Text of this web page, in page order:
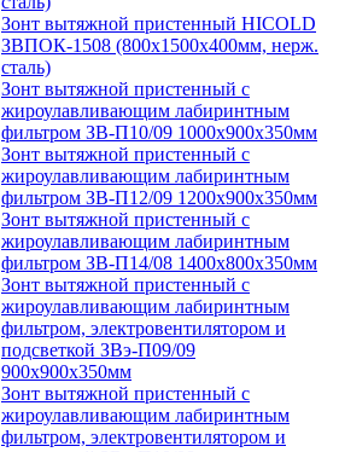
Зонт вытяжной пристенный HICOLD
ЗВПОК-1508 (800х1500х400мм, нерж.
сталь)
Зонт вытяжной пристенный с
жироулавливающим лабиринтным
фильтром ЗВ-П10/09 1000х900х350мм
Зонт вытяжной пристенный с
жироулавливающим лабиринтным
фильтром ЗВ-П12/09 1200х900х350мм
Зонт вытяжной пристенный с
жироулавливающим лабиринтным
фильтром ЗВ-П14/08 1400х800х350мм
Зонт вытяжной пристенный с
жироулавливающим лабиринтным
фильтром, электровентилятором и
подсветкой ЗВэ-П09/09
900х900х350мм
Зонт вытяжной пристенный с
жироулавливающим лабиринтным
фильтром, электровентилятором и